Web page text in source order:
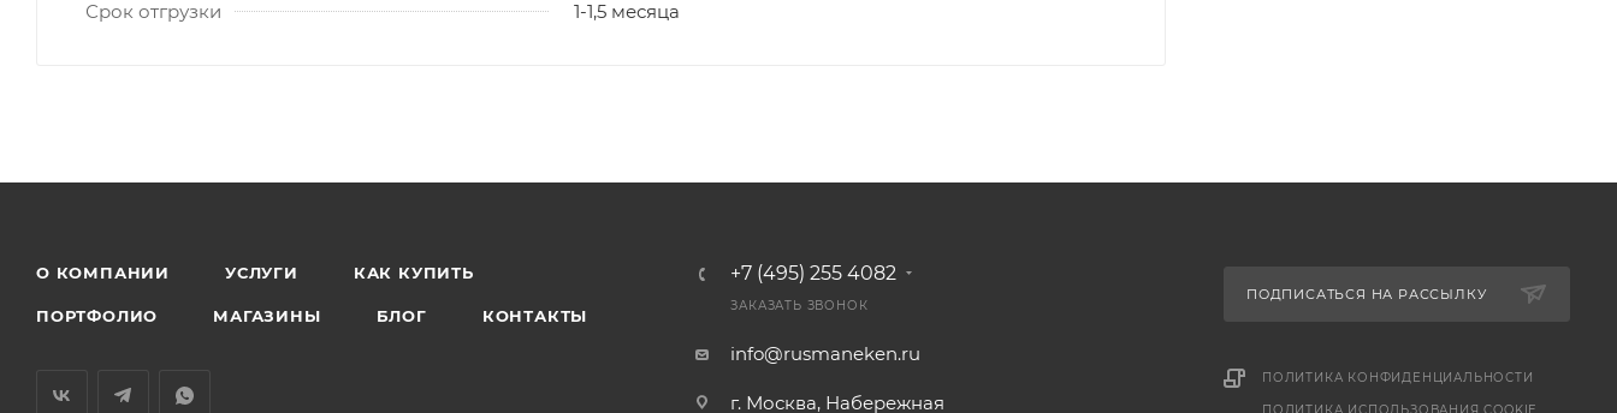
Срок отгрузки
1-1,5 месяца
О КОМПАНИИ УСЛУГИ КАК КУПИТЬ
ПОРТФОЛИО МАГАЗИНЫ БЛОГ КОНТАКТЫ
+7 (495) 255 4082
ЗАКАЗАТЬ ЗВОНОК
info@rusmaneken.ru
г. Москва, Набережная
ПОДПИСАТЬСЯ НА РАССЫЛКУ
ПОЛИТИКА КОНФИДЕНЦИАЛЬНОСТИ